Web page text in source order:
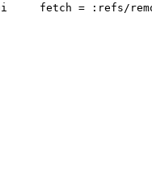
fetch = :refs/